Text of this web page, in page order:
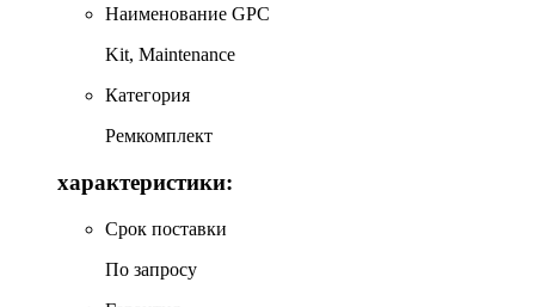
Наименование GPC
Kit, Maintenance
Категория
Ремкомплект
характеристики:
Срок поставки
По запросу